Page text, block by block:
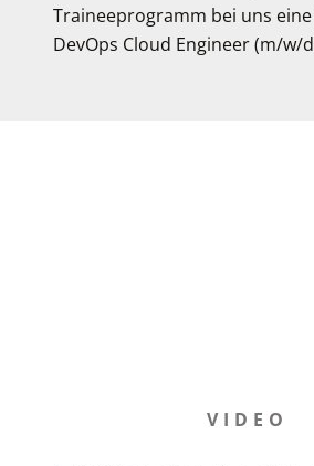
Traineeprogramm bei uns
DevOps Cloud Engineer (m/w/
VIDEO